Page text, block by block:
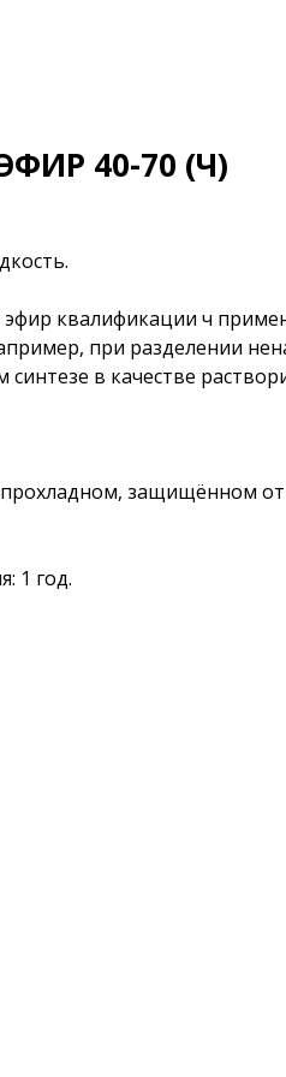
40-70 (Ч)
квалификации ч
при разделении
в качестве
прохладном, защищённом от
1 год.